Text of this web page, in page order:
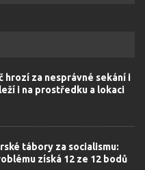
hrozí za nesprávné sekání i
i na prostředku a lokaci
tábory za socialismu:
získá 12 ze 12 bodů